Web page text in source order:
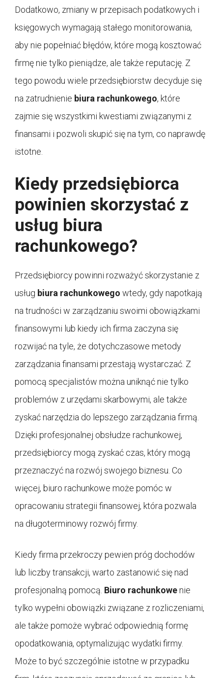
Dodatkowo, zmiany w przepisach podatkowych i
księgowych wymagają stałego monitorowania,
aby nie popełniać błędów, które mogą kosztować
firmę nie tylko pieniądze, ale także reputację. Z
tego powodu wiele przedsiębiorstw decyduje się
na zatrudnienie biura rachunkowego, które
zajmie się wszystkimi kwestiami związanymi z
finansami i pozwoli skupić się na tym, co naprawdę
istotne.
Kiedy przedsiębiorca
powinien skorzystać z
usług biura
rachunkowego?
Przedsiębiorcy powinni rozważyć skorzystanie z
usług biura rachunkowego wtedy, gdy napotkają
na trudności w zarządzaniu swoimi obowiązkami
finansowymi lub kiedy ich firma zaczyna się
rozwijać na tyle, że dotychczasowe metody
zarządzania finansami przestają wystarczać. Z
pomocą specjalistów można uniknąć nie tylko
problemów z urzędami skarbowymi, ale także
zyskać narzędzia do lepszego zarządzania firmą.
Dzięki profesjonalnej obsłudze rachunkowej,
przedsiębiorcy mogą zyskać czas, który mogą
przeznaczyć na rozwój swojego biznesu. Co
więcej, biuro rachunkowe może pomóc w
opracowaniu strategii finansowej, która pozwala
na długoterminowy rozwój firmy.
Kiedy firma przekroczy pewien próg dochodów
lub liczby transakcji, warto zastanowić się nad
profesjonalną pomocą. Biuro rachunkowenie
tylko wypełni obowiązki związane z rozliczeniami,
ale także pomoże wybrać odpowiednią formę
opodatkowania, optymalizując wydatki firmy.
Może to być szczególnie istotne w przypadku